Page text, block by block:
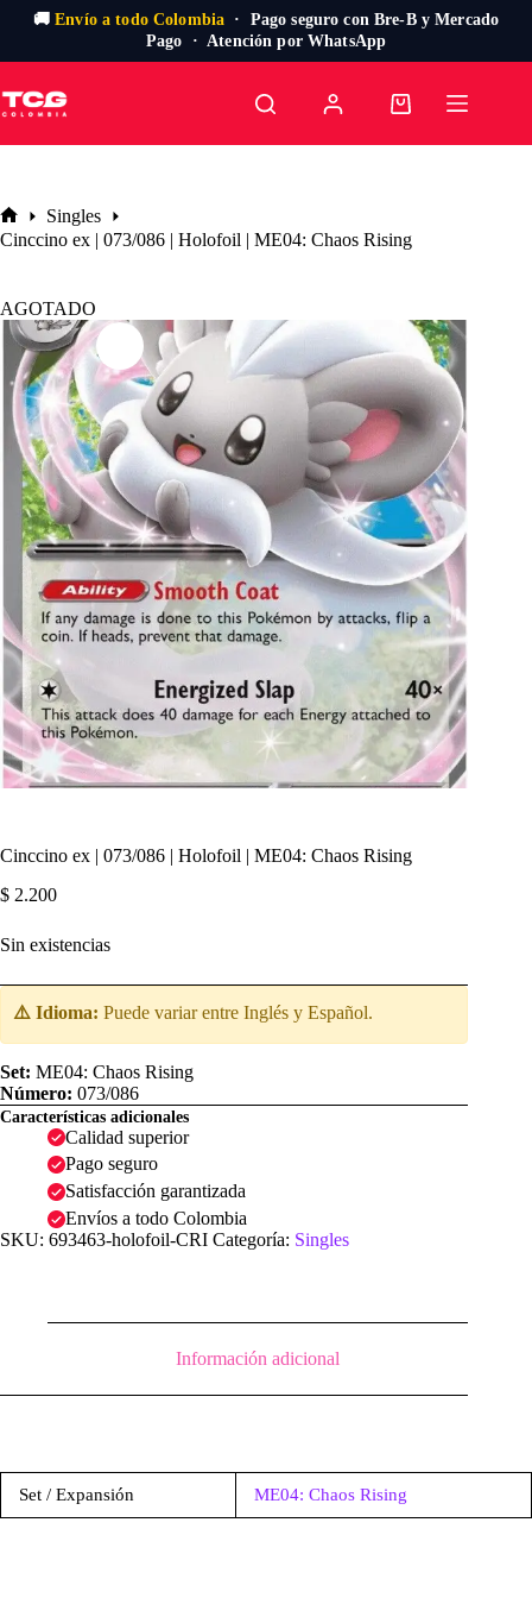
🚚Envío a todo Colombia · Pago seguro con Bre-B y Mercado
Pago · Atención por WhatsApp
al
contenido
Carro
Inicio
Singles
Cinccino ex | 073/086 | Holofoil | ME04: Chaos Rising
AGOTADO
Cinccino ex | 073/086 | Holofoil | ME04: Chaos Rising
$ 2.200
Sin existencias
⚠️ Idioma: Puede variar entre Inglés y Español.
Set: ME04: Chaos Rising
Número: 073/086
Características adicionales
Calidad superior
Pago seguro
Satisfacción garantizada
Envíos a todo Colombia
SKU: 693463-holofoil-CRI Categoría: Singles
Información adicional
Set / Expansión ME04: Chaos Rising